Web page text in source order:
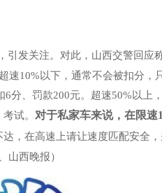
引发关注。对此，山西交警回应
速10%以下，通常不会被扣分，
分、罚款200元。超速50%以上
试。 对于私家车来说，在限速
达，在高速上请让速度匹配安全
山西晚报）